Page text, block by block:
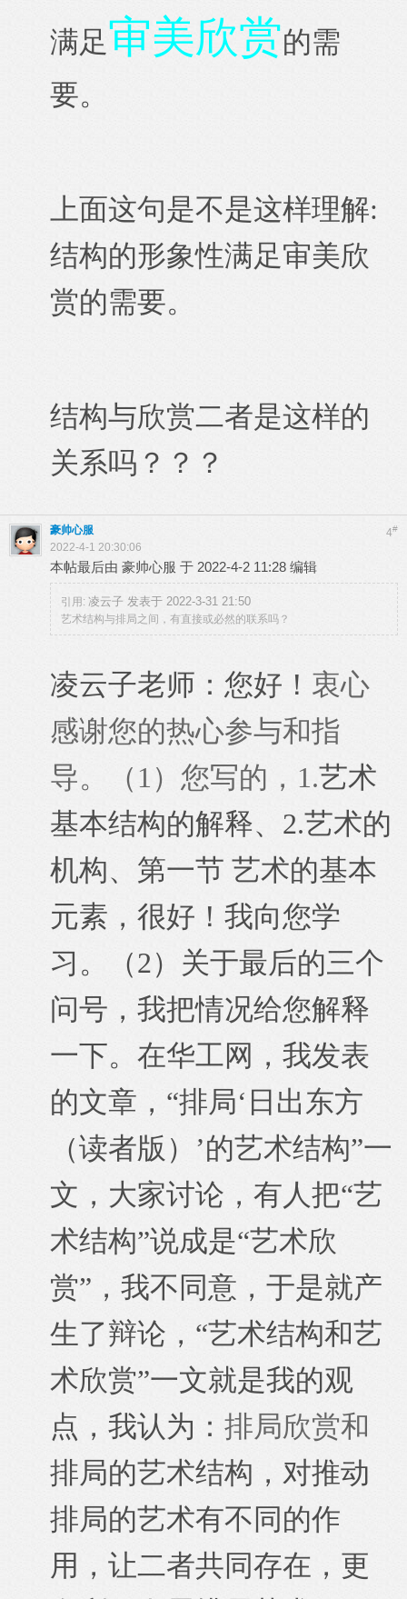
满足审美欣赏的需
要。
上面这句是不是这样理解:
结构的形象性满足审美欣
赏的需要。
结构与欣赏二者是这样的
关系吗？？？
4#
豪帅心服
2022-4-1 20:30:06
本帖最后由 豪帅心服 于 2022-4-2 11:28 编辑
引用: 凌云子 发表于 2022-3-31 21:50
艺术结构与排局之间，有直接或必然的联系吗？
凌云子老师：您好！ 衷心
感谢您的热心参与和指
导。（1）您写的，1.艺术
基本结构的解释、2.艺术的
机构、第一节 艺术的基本
元素，很好！我向您学
习。（2）关于最后的三个
问号，我把情况给您解释
一下。在华工网，我发表
的文章，“排局‘日出东方
（读者版）’的艺术结构”一
文，大家讨论，有人把“艺
术结构”说成是“艺术欣
赏”，我不同意，于是就产
生了辩论，“艺术结构和艺
术欣赏”一文就是我的观
点，我认为： 排局欣赏和
排局的艺术结构，对推动
排局的艺术有不同的作
用，让二者共同存在，更